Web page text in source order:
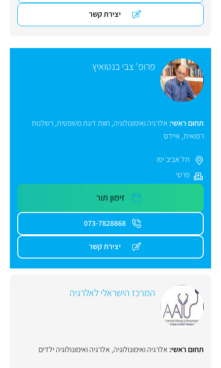
יצירת קשר
פרופ' צבי בנטואיץ
תחום ראשי: אלרגיה ואימונולוגיה, חוות דעת משפטית,רשלנות
רפואית, איידס
תל אביב יפו
פרטי
זימון תור
073-7828868
יצירת קשר
המרכז הישראלי לאלרגיה
תחום ראשי: אלרגיה ואימונולוגיה, אלרגיה ואימונולוגיה ילדים